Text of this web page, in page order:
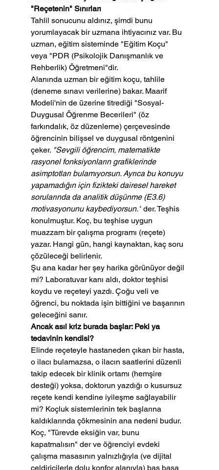
"Reçetenin" Sınırları
Tahlil sonucunu aldınız, şimdi bunu
yorumlayacak bir uzmana ihtiyacınız var. Bu
uzman, eğitim sisteminde "Eğitim Koçu"
veya "PDR (Psikolojik Danışmanlık ve
Rehberlik) Öğretmeni"dir.
Alanında uzman bir eğitim koçu, tahlile
(deneme sınavı verilerine) bakar. Maarif
Modeli'nin de üzerine titrediği "Sosyal-
Duygusal Öğrenme Becerileri" (öz
farkındalık, öz düzenleme) çerçevesinde
öğrencinin bilişsel ve duygusal röntgenini
çeker. "Sevgili öğrencim, matematikte
rasyonel fonksiyonların grafiklerinde
asimptotları bulamıyorsun. Ayrıca bu konuyu
yapamadığın için fizikteki dairesel hareket
sorularında da analitik düşünme (E3.6)
motivasyonunu kaybediyorsun." der. Teşhis
konulmuştur. Koç, bu teşhise uygun
muazzam bir çalışma programı (reçete)
yazar. Hangi gün, hangi kaynaktan, kaç soru
çözüleceği belirlenir.
Şu ana kadar her şey harika görünüyor değil
mi? Laboratuvar kanı aldı, doktor teşhisi
koydu ve reçeteyi yazdı. Çoğu veli ve
öğrenci, bu noktada işin bittiğini ve başarının
geleceğini sanır.
Ancak asıl kriz burada başlar: Peki ya
tedavinin kendisi?
Elinde reçeteyle hastaneden çıkan bir hasta,
o ilacı bulamazsa, o ilacın saatlerini düzenli
takip edecek bir klinik ortamı (hemşire
desteği) yoksa, doktorun yazdığı o kusursuz
reçete kendi kendine iyileşme sağlayabilir
mi? Koçluk sistemlerinin tek başlarına
kaldıklarında çökmesinin ana nedeni budur.
Koç, "Türevde eksiğin var, bunu
kapatmalısın" der ve öğrenciyi evdeki
çalışma masasının yalnızlığıyla (ve dijital
çeldiricilerle dolu konfor alanıyla) baş başa